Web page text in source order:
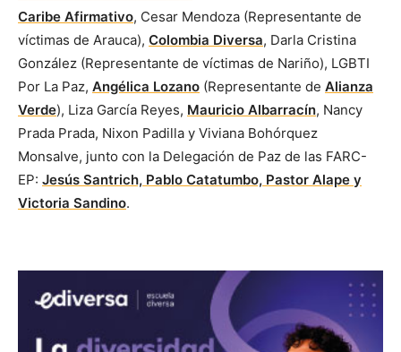
Caribe Afirmativo, Cesar Mendoza (Representante de
víctimas de Arauca), Colombia Diversa, Darla Cristina
González (Representante de víctimas de Nariño), LGBTI
Por La Paz, Angélica Lozano (Representante de Alianza
Verde), Liza García Reyes, Mauricio Albarracín, Nancy
Prada Prada, Nixon Padilla y Viviana Bohórquez
Monsalve, junto con la Delegación de Paz de las FARC-
EP: Jesús Santrich, Pablo Catatumbo, Pastor Alape y
Victoria Sandino.